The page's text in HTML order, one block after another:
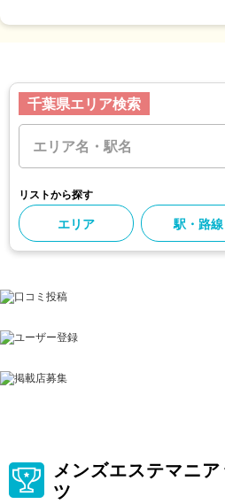
千葉県エリア検索
リストから探す
エリア 駅・路線
メンズエステマニ
ツ